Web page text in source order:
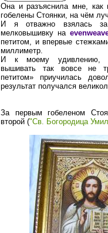
Она и разъяснила мне, как
гобелены Стоянки, на чём
И я отважно взялась
мелковышивку на
петитом, и впервые
миллиметр.
И к моему удивлению,
вышивать так вовсе не
петитом» приучилась
результат получался
За первым гобеленом
второй ("Св. Богородица